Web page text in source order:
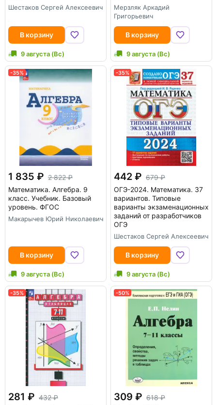
Шестаков Сергей Алексеевич
В корзину
9 августа (Вс)
Мерзляк Аркадий
Григорьевич
В корзину
9 августа (Вс)
-35%
1 835
2 822
Математика. Алгебра. 9
класс. Учебник. Базовый
уровень. ФГОС
Макарычев Юрий Николаевич
В корзину
9 августа (Вс)
-35%
442
679
ОГЭ-2024. Математика. 37
вариантов. Типовые
варианты экзаменационных
заданий от разработчиков
ОГЭ
Шестаков Сергей Алексеевич
В корзину
9 августа (Вс)
-35%
281
432
-50%
309
618